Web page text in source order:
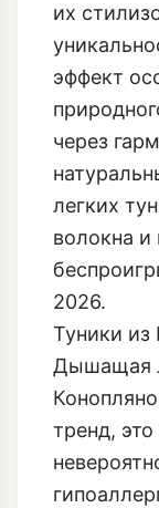
их
эффект
через
легких
волокна и
2026.
Туники из
Дышащая
тренд,